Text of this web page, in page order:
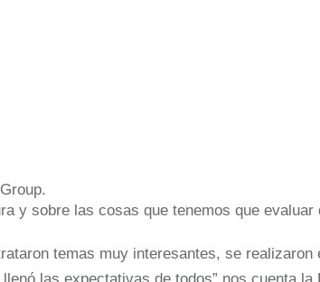
y sobre las cosas que tenemos que
temas muy interesantes, se